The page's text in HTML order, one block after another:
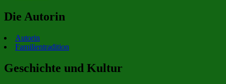
Die Autorin
Autorin
Familientradition
Geschichte und Kultur